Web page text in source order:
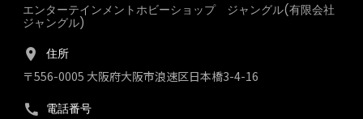
エンターテインメントホビーショップ ジャングル(有限会社
ジャングル)
住所
〒556-0005 大阪府大阪市浪速区日本橋3-4-16
電話番号